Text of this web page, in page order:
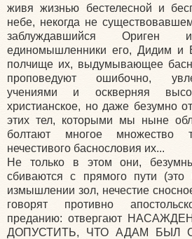
живя жизнью бестелесной и
небе, некогда не
заблуждавшийся
единомышленники его, Дидим и
полчище их, выдумывающее
проповедуют ошибочно,
учениями и оскверняя
христианское, но даже безумно
этих тел, которыми мы ныне
болтают многое множество
нечестивого баснословия их...
Не только в этом они,
сбиваются с прямого пути
измышлении зол, нечестие
говорят противно
преданию: отвергают
ДОПУСТИТЬ, ЧТО АДАМ БЫЛ